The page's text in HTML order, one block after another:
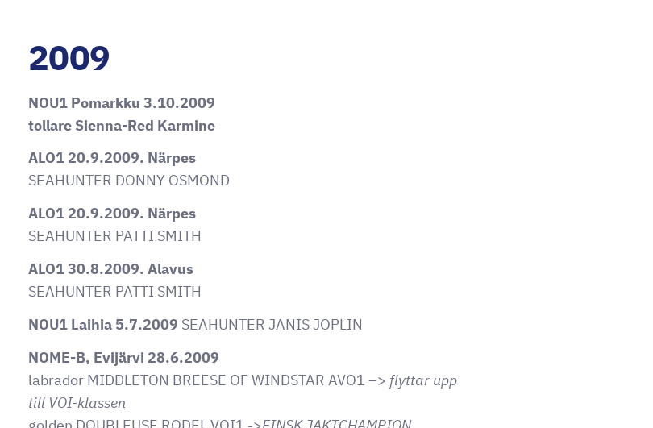
2009
NOU1 Pomarkku 3.10.2009
tollare Sienna-Red Karmine
ALO1 20.9.2009. Närpes
SEAHUNTER DONNY OSMOND
ALO1 20.9.2009. Närpes
SEAHUNTER PATTI SMITH
ALO1 30.8.2009. Alavus
SEAHUNTER PATTI SMITH
NOU1 Laihia 5.7.2009 SEAHUNTER JANIS JOPLIN
NOME-B, Evijärvi 28.6.2009
labrador MIDDLETON BREESE OF WINDSTAR AVO1 –> flyttar upp
till VOI-klassen